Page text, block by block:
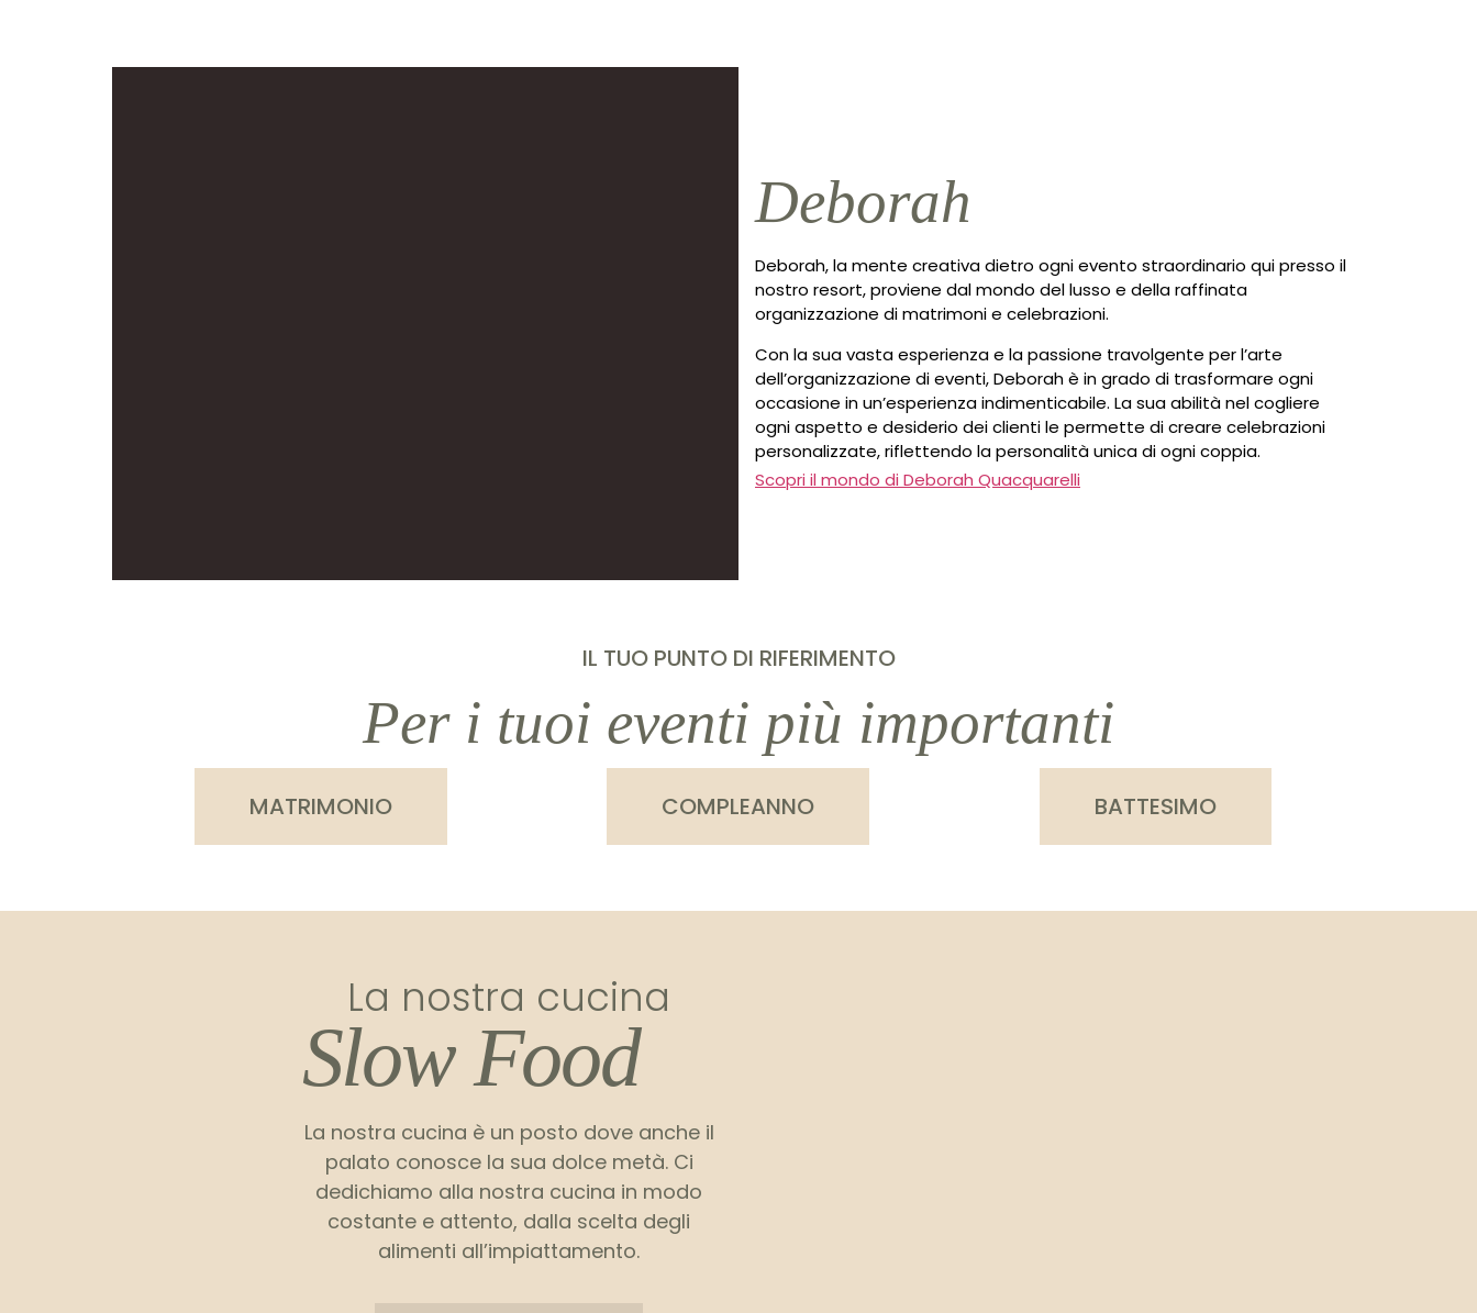
Deborah
Deborah, la mente creativa dietro ogni evento straordinario qui presso il
nostro resort, proviene dal mondo del lusso e della raffinata
organizzazione di matrimoni e celebrazioni.
Con la sua vasta esperienza e la passione travolgente per l’arte
dell’organizzazione di eventi, Deborah è in grado di trasformare ogni
occasione in un’esperienza indimenticabile. La sua abilità nel cogliere
ogni aspetto e desiderio dei clienti le permette di creare celebrazioni
personalizzate, riflettendo la personalità unica di ogni coppia.
Scopri il mondo di Deborah Quacquarelli
IL TUO PUNTO DI RIFERIMENTO
Per i tuoi eventi più importanti
MATRIMONIO COMPLEANNO BATTESIMO
La nostra cucina
Slow Food
La nostra cucina è un posto dove anche il
palato conosce la sua dolce metà. Ci
dedichiamo alla nostra cucina in modo
costante e attento, dalla scelta degli
alimenti all’impiattamento.